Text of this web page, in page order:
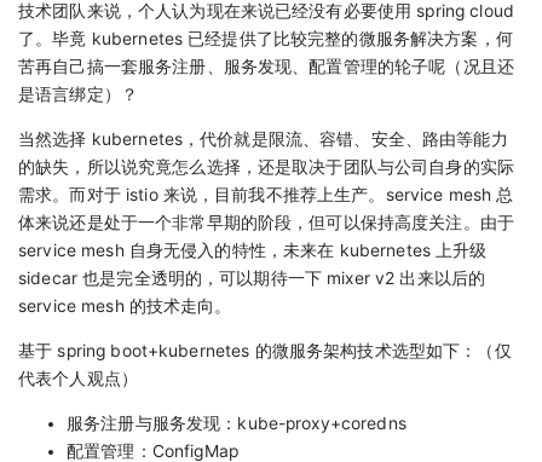
技术团队来说，个人认为现在来说已经没有必要使用 spring cloud
了。毕竟 kubernetes 已经提供了比较完整的微服务解决方案，何
苦再自己搞一套服务注册、服务发现、配置管理的轮子呢（况且还
是语言绑定）？
当然选择 kubernetes，代价就是限流、容错、安全、路由等能力
的缺失，所以说究竟怎么选择，还是取决于团队与公司自身的实际
需求。而对于 istio 来说，目前我不推荐上生产。service mesh 总
体来说还是处于一个非常早期的阶段，但可以保持高度关注。由于
service mesh 自身无侵入的特性，未来在 kubernetes 上升级
sidecar 也是完全透明的，可以期待一下 mixer v2 出来以后的
service mesh 的技术走向。
基于 spring boot+kubernetes 的微服务架构技术选型如下：（仅
代表个人观点）
服务注册与服务发现：kube-proxy+coredns
配置管理：ConfigMap